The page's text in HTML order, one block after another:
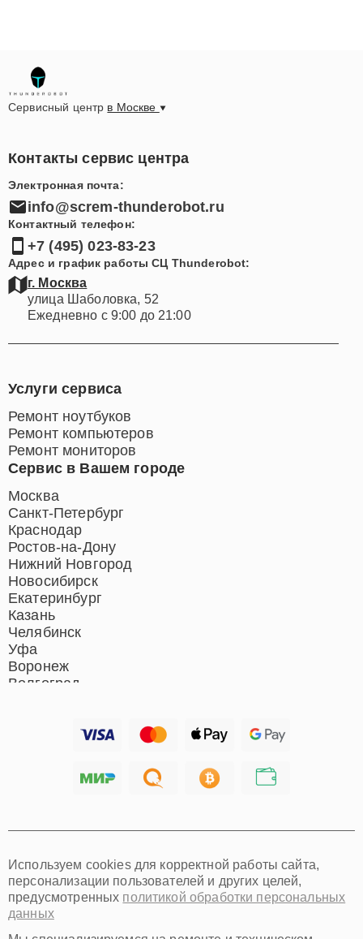
Сервисный центр в Москве
Контакты сервис центра
Электронная почта:
info@screm-thunderobot.ru
Контактный телефон:
+7 (495) 023-83-23
Адрес и график работы СЦ Thunderobot:
г. Москва
улица Шаболовка, 52
Ежедневно с 9:00 до 21:00
Сервис в Вашем городе
Москва
Санкт-Петербург
Краснодар
Ростов-на-Дону
Нижний Новгород
Новосибирск
Екатеринбург
Казань
Челябинск
Уфа
Воронеж
Волгоград
Хабаровск
Омск
Красноярск
Пермь
Ульяновск
Услуги сервиса
Ремонт ноутбуков
Ремонт компьютеров
Ремонт мониторов
Используем cookies для корректной работы сайта,
персонализации пользователей и других целей,
предусмотренных политикой обработки персональных
данных